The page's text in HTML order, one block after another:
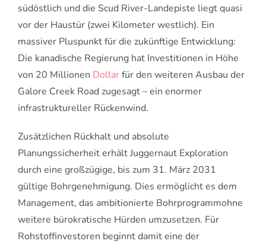
südöstlich und die Scud River-Landepiste liegt quasi
vor der Haustür (zwei Kilometer westlich). Ein
massiver Pluspunkt für die zukünftige Entwicklung:
Die kanadische Regierung hat Investitionen in Höhe
von 20 Millionen Dollarfür den weiteren Ausbau der
Galore Creek Road zugesagt – ein enormer
infrastruktureller Rückenwind.
Zusätzlichen Rückhalt und absolute
Planungssicherheit erhält Juggernaut Exploration
durch eine großzügige, bis zum 31. März 2031
gültige Bohrgenehmigung. Dies ermöglicht es dem
Management, das ambitionierte Bohrprogrammohne
weitere bürokratische Hürden umzusetzen. Für
Rohstoffinvestoren beginnt damit eine der